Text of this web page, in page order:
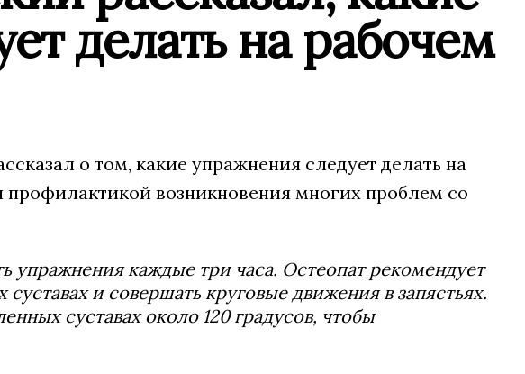
делать на рабочем
о том, какие упражнения следует делать на
возникновения многих проблем со
упражнения каждые три часа. Остеопат рекомендует
и совершать круговые движения в запястьях.
суставах около 120 градусов, чтобы